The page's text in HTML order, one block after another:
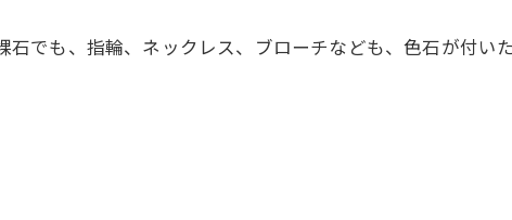
石でも、指輪、ネックレス、ブローチなども、色石が付